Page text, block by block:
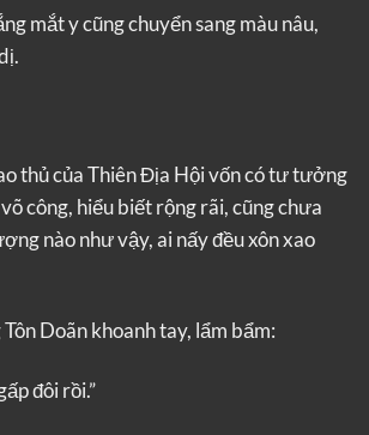
mắt y cũng chuyển sang màu nâu,
thủ của Thiên Địa Hội vốn có tư tưởng
công, hiểu biết rộng rãi, cũng chưa
nào như vậy, ai nấy đều xôn xao
Doãn khoanh tay, lẩm bẩm:
đôi rồi.”